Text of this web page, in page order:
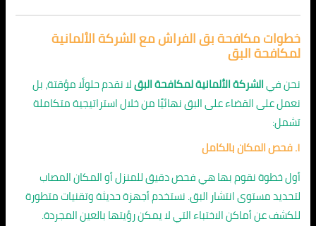
خطوات مكافحة بق الفراش مع الشركة الألمانية
لمكافحة البق
نحن فيالشركة الألمانية لمكافحة البقلا نقدم حلولًا مؤقتة، بل
نعمل على القضاء على البق نهائيًا من خلال استراتيجية متكاملة
تشمل:
١. فحص المكان بالكامل
أول خطوة نقوم بها هي فحص دقيق للمنزل أو المكان المصاب
لتحديد مستوى انتشار البق. نستخدم أجهزة حديثة وتقنيات متطورة
للكشف عن أماكن الاختباء التي لا يمكن رؤيتها بالعين المجردة.